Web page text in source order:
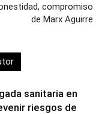
compromiso
de Marx Aguirre
sanitaria en
riesgos de